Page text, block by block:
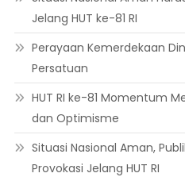
Jelang HUT ke-81 RI
Perayaan Kemerdekaan
Persatuan
HUT RI ke-81 Momentum
dan Optimisme
Situasi Nasional Aman,
Provokasi Jelang HUT RI